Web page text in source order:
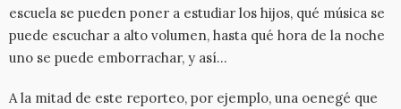
escuela se pueden poner a estudiar los hijos, qué música se
puede escuchar a alto volumen, hasta qué hora de la noche
uno se puede emborrachar, y así…
A la mitad de este reporteo, por ejemplo, una oenegé que